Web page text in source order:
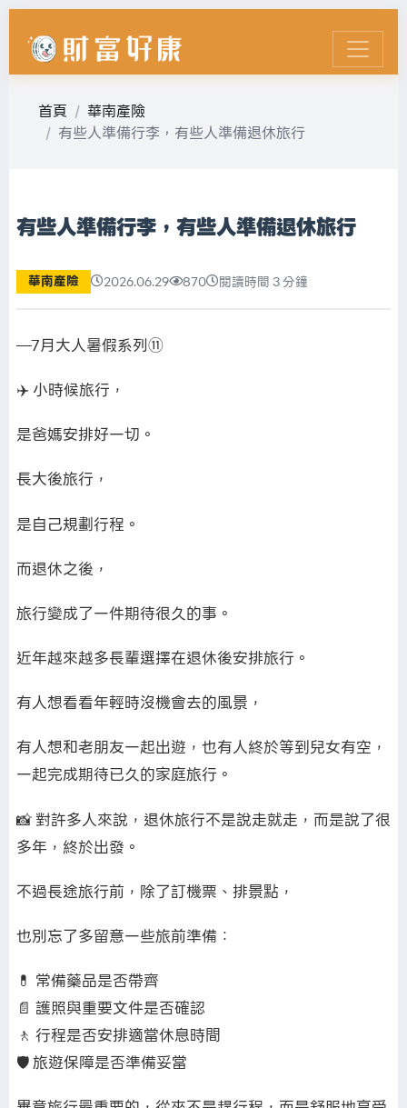
首頁
華南產險
有些人準備行李，有些人準備退休旅行
有些人準備行李，有些人準備退休旅行
華南產險 2026.06.29 870 閱讀時間 3 分鐘
—7月大人暑假系列⑪
✈️ 小時候旅行，
是爸媽安排好一切。
長大後旅行，
是自己規劃行程。
而退休之後，
旅行變成了一件期待很久的事。
近年越來越多長輩選擇在退休後安排旅行。
有人想看看年輕時沒機會去的風景，
有人想和老朋友一起出遊，也有人終於等到兒女有空，
一起完成期待已久的家庭旅行。
📸 對許多人來說，退休旅行不是說走就走，而是說了很
多年，終於出發。
不過長途旅行前，除了訂機票、排景點，
也別忘了多留意一些旅前準備：
💊 常備藥品是否帶齊
📄 護照與重要文件是否確認
🚶 行程是否安排適當休息時間
🛡️ 旅遊保障是否準備妥當